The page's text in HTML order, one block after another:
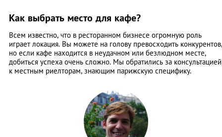
Как выбрать место для кафе?
Всем известно, что в ресторанном бизнесе огромную роль
играет локация. Вы можете на голову превосходить конкурентов,
но если кафе находится в неудачном или безлюдном месте,
добиться успеха очень сложно. Мы обратились за консультацией
к местным риелторам, знающим парижскую специфику.